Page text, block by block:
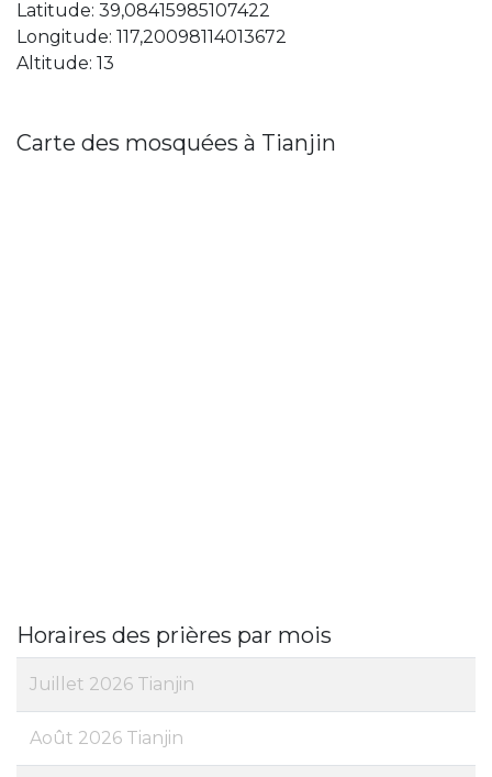
Latitude: 39,08415985107422
Longitude: 117,20098114013672
Altitude: 13
Carte des mosquées à Tianjin
Horaires des prières par mois
Juillet 2026 Tianjin
Août 2026 Tianjin